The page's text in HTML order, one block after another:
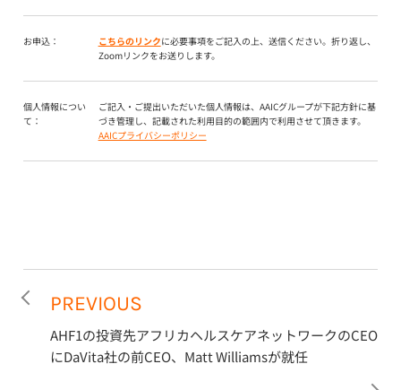
お申込： こちらのリンクに必要事項をご記入の上、送信ください。折り返し、
Zoomリンクをお送りします。
個人情報につい
て：
ご記入・ご提出いただいた個人情報は、AAICグループが下記方針に基
づき管理し、記載された利用目的の範囲内で利用させて頂きます。
AAICプライバシーポリシー
PREVIOUS
AHF1の投資先アフリカヘルスケアネットワークのCEO
にDaVita社の前CEO、Matt Williamsが就任